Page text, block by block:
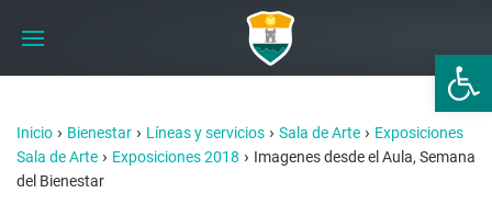
Abrir
Inicio › Bienestar › Líneas y servicios › Sala de Arte › Exposiciones
Sala de Arte › Exposiciones 2018 › Imagenes desde el Aula, Semana
del Bienestar